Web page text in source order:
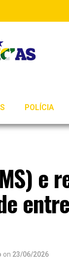
POLÍCIA
e
on 23/06/2026